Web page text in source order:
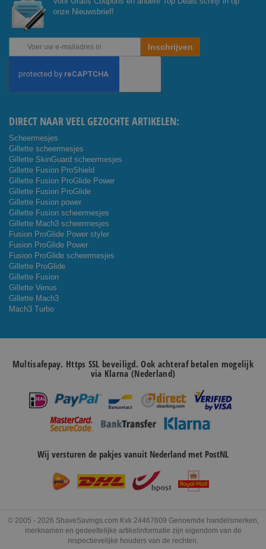
onze Nieuwsbrief!
Abonneer
onze
Inschrijven
DIRECT NAAR VEEL GEZOCHTE ARTIKELEN:
Scheermesjes
Gillette scheermesjes
Gillette SkinGuard scheermesjes
Gillette Fusion ProShield
Gillette Fusion ProGlide Power
Gillette Fusion ProGlide
Gillette Fusion power
Gillette Fusion scheermesjes
Gillette Mach3 scheermesjes
Fusion ProGlide Power styler
Fusion ProGlide Power
Fusion ProGlide scheermesjes
Gillette ProGlide
Gillette Fusion
Gillette Venus
Gillette Mach3
Mach3 Turbo
Multisafepay. Https SSL beveiligd. Ook achteraf betalen mogelijk
via Klarna (Nederland)
Wij versturen de pakjes vanuit Nederland met PostNL
© 2005 - 2026 ShaveSavings.com Kvk 24467609 Genoemde handelsmerken,
merknamen en gedeeltelijke artikelinformatie zijn eigendom van de
respectievelijke houders van de rechten.